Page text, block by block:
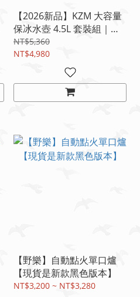
【2026新品】KZM 大容量
保冰水壺 4.5L 套裝組｜超
長效保冷保溫｜露營水桶｜
團露飲水神器🔥
NT$5,360
NT$4,980
【野樂】自動點火單口爐
【現貨是新款黑色版本】
NT$3,200 ~ NT$3,280